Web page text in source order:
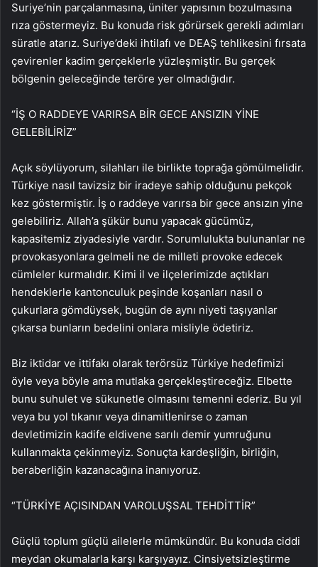
Suriye’nin parçalanmasına, üniter yapısının bozulmasına
rıza göstermeyiz. Bu konuda risk görürsek gerekli adımları
süratle atarız. Suriye’deki ihtilafı ve DEAŞ tehlikesini fırsata
çevirenler kadim gerçeklerle yüzleşmiştir. Bu gerçek
bölgenin geleceğinde teröre yer olmadığıdır.
“İŞ O RADDEYE VARIRSA BİR GECE ANSIZIN YİNE
GELEBİLİRİZ”
Açık söylüyorum, silahları ile birlikte toprağa gömülmelidir.
Türkiye nasıl tavizsiz bir iradeye sahip olduğunu pekçok
kez göstermiştir. İş o raddeye varırsa bir gece ansızın yine
gelebiliriz. Allah’a şükür bunu yapacak gücümüz,
kapasitemiz ziyadesiyle vardır. Sorumlulukta bulunanlar ne
provokasyonlara gelmeli ne de milleti provoke edecek
cümleler kurmalıdır. Kimi il ve ilçelerimizde açtıkları
hendeklerle kantonculuk peşinde koşanları nasıl o
çukurlara gömdüysek, bugün de aynı niyeti taşıyanlar
çıkarsa bunların bedelini onlara misliyle ödetiriz.
Biz iktidar ve ittifakı olarak terörsüz Türkiye hedefimizi
öyle veya böyle ama mutlaka gerçekleştireceğiz. Elbette
bunu suhulet ve sükunetle olmasını temenni ederiz. Bu yıl
veya bu yol tıkanır veya dinamitlenirse o zaman
devletimizin kadife eldivene sarılı demir yumruğunu
kullanmakta çekinmeyiz. Sonuçta kardeşliğin, birliğin,
beraberliğin kazanacağına inanıyoruz.
“TÜRKİYE AÇISINDAN VAROLUŞSAL TEHDİTTİR”
Güçlü toplum güçlü ailelerle mümkündür. Bu konuda ciddi
meydan okumalarla karşı karşıyayız. Cinsiyetsizleştirme